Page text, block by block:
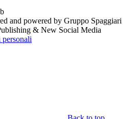
and powered by Gruppo Spaggiari
& New Social Media